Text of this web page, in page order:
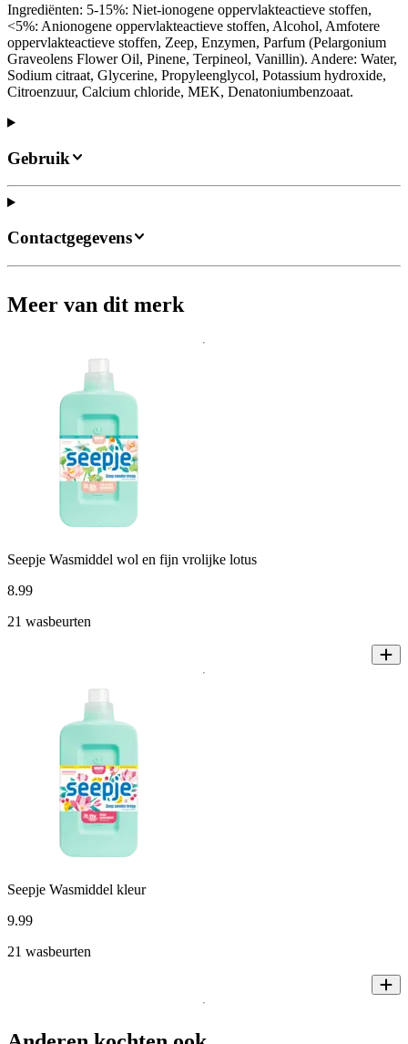
Ingrediënten: 5-15%: Niet-ionogene oppervlakteactieve stoffen,
<5%: Anionogene oppervlakteactieve stoffen, Alcohol, Amfotere
oppervlakteactieve stoffen, Zeep, Enzymen, Parfum (Pelargonium
Graveolens Flower Oil, Pinene, Terpineol, Vanillin). Andere: Water,
Sodium citraat, Glycerine, Propyleenglycol, Potassium hydroxide,
Citroenzuur, Calcium chloride, MEK, Denatoniumbenzoaat.
Gebruik
Contactgegevens
Meer van dit merk
Seepje Wasmiddel wol en fijn vrolijke lotus
8.99
21 wasbeurten
Seepje Wasmiddel kleur
9.99
21 wasbeurten